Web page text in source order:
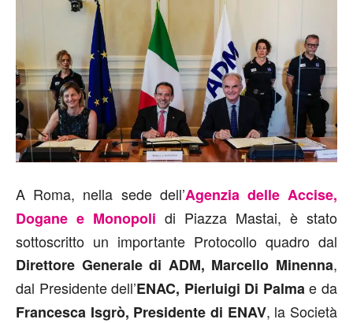
A Roma, nella sede dell’Agenzia delle Accise,
Dogane e Monopoli di Piazza Mastai, è stato
sottoscritto un importante Protocollo quadro dal
Direttore Generale di ADM, Marcello Minenna,
dal Presidente dell’ENAC, Pierluigi Di Palmae da
Francesca Isgrò, Presidente di ENAV, la Società